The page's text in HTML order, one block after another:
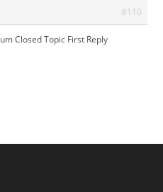
#110
Closed Topic First Reply